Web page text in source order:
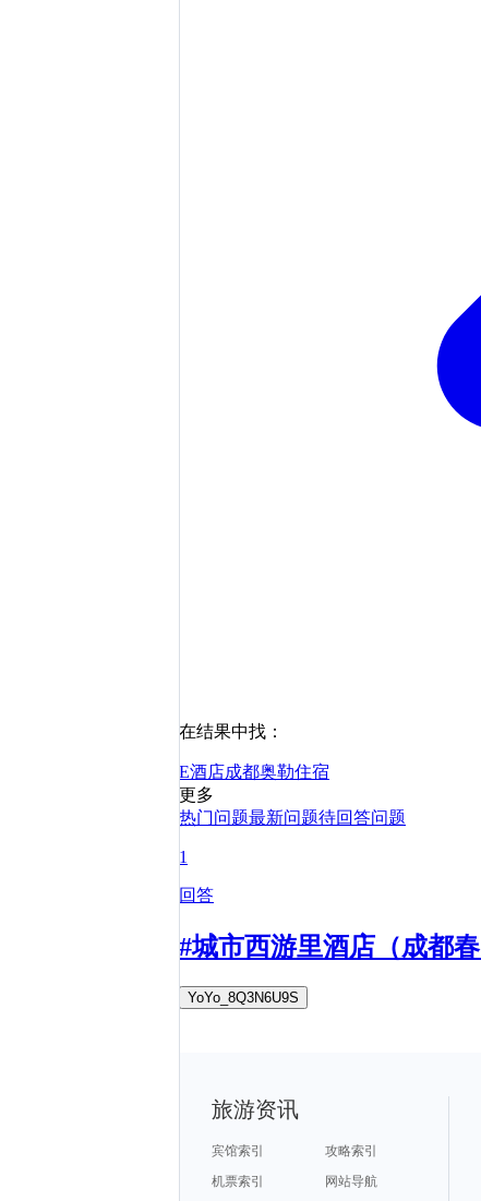
在结果中找：
E酒店成都奥勒住宿
更多
热门问题最新问题待回答问题
1
回答
#城市西游里酒店（成都
YoYo_8Q3N6U9S
旅游资讯
宾馆索引
攻略索引
机票索引
网站导航